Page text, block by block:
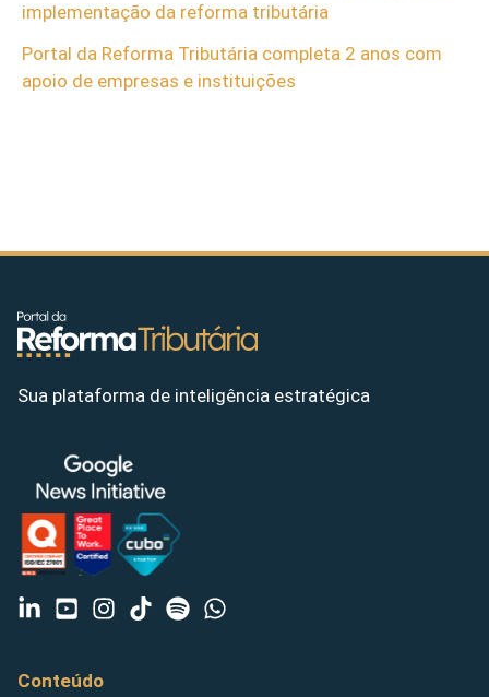
implementação da reforma tributária
Portal da Reforma Tributária completa 2 anos com
apoio de empresas e instituições
Sua plataforma de inteligência estratégica
Conteúdo